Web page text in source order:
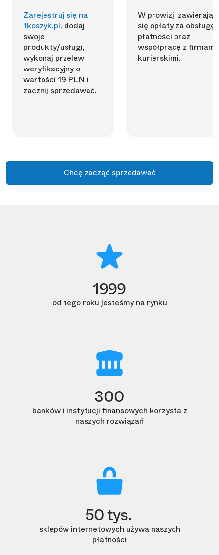
Zarejestruj się na
1koszyk.pl, dodaj
swoje
produkty/usługi,
wykonaj przelew
weryfikacyjny o
wartości 19 PLN i
zacznij sprzedawać.
W prowizji zawierają
się opłaty za obsługę
płatności oraz
współpracę z firmami
kurierskimi.
Chcę zacząć sprzedawać
1999
od tego roku jesteśmy na rynku
300
banków i instytucji finansowych korzysta z
naszych rozwiązań
50 tys.
sklepów internetowych używa naszych
płatności